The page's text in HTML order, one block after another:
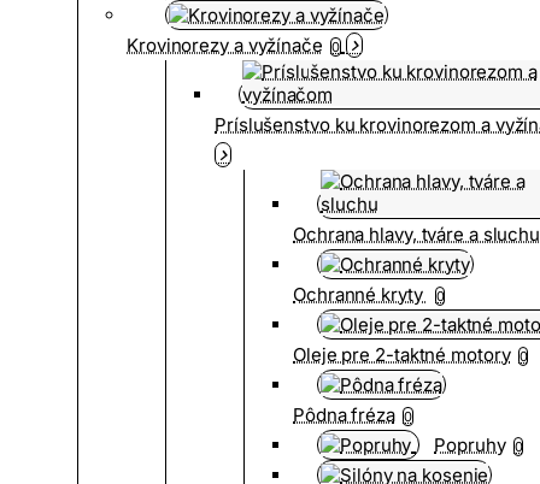
Krovinorezy a vyžínače 0
Príslušenstvo ku krovinorezom a
Ochrana hlavy, tváre a sluchu
Ochranné kryty 0
Oleje pre 2-taktné motory 0
Pôdna fréza 0
Popruhy 0